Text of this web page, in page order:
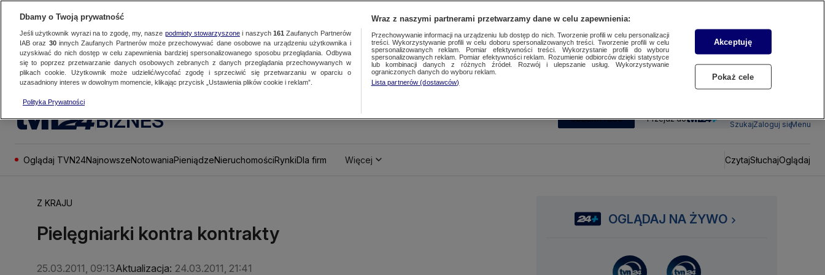
BIZNES SUBSKRYBUJ Przejdź do
SzukajZaloguj sięMenu
Oglądaj TVN24NajnowszeNotowaniaPieniądzeNieruchomościRynkiDla firm Więcej CzytajSłuchajOglądaj
Z KRAJU
Pielęgniarki kontra kontrakty
25.03.2011, 09:13Aktualizacja: 24.03.2011, 21:41
OGLĄDAJ NA ŻYWO
Dbamy o Twoją prywatność
Jeśli użytkownik wyrazi na to zgodę, my, nasze podmioty stowarzyszonei naszych 161 Zaufanych Partnerów
IAB oraz 30innych Zaufanych Partnerów może przechowywać dane osobowe na urządzeniu użytkownika i
uzyskiwać do nich dostęp w celu zapewnienia bardziej spersonalizowanego sposobu przeglądania. Odbywa
się to poprzez przetwarzanie danych osobowych zebranych z danych przeglądania przechowywanych w
plikach cookie. Użytkownik może udzielić/wycofać zgodę i sprzeciwić się przetwarzaniu w oparciu o
uzasadniony interes w dowolnym momencie, klikając przycisk „Ustawienia plików cookie i reklam”.
Polityka Prywatności
Wraz z naszymi partnerami przetwarzamy dane w celu zapewnienia:
Przechowywanie informacji na urządzeniu lub dostęp do nich. Tworzenie profili w celu personalizacji
treści. Wykorzystywanie profili w celu doboru spersonalizowanych treści. Tworzenie profili w celu
spersonalizowanych reklam. Pomiar efektywności treści. Wykorzystanie profili do wyboru
spersonalizowanych reklam. Pomiar efektywności reklam. Rozumienie odbiorców dzięki statystyce
lub kombinacji danych z różnych źródeł. Rozwój i ulepszanie usług. Wykorzystywanie
ograniczonych danych do wyboru reklam.
Lista partnerów (dostawców)
Akceptuję
Pokaż cele